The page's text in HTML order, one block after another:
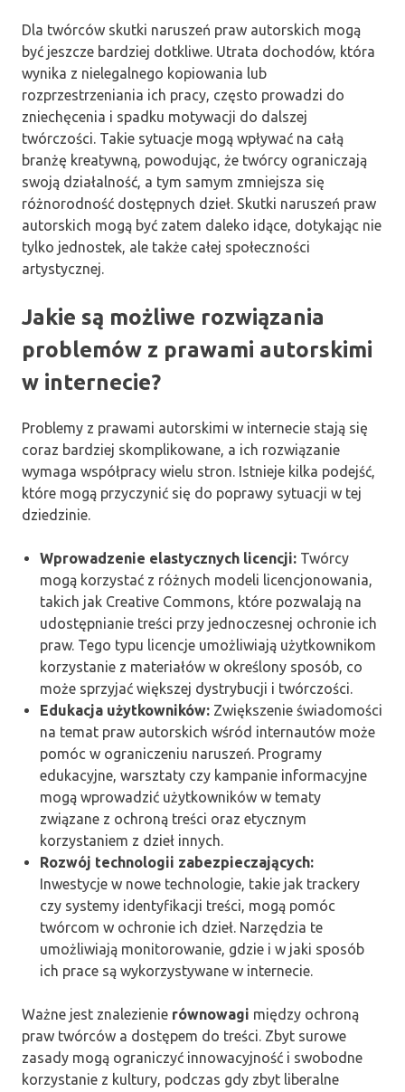
Dla twórców skutki naruszeń praw autorskich mogą
być jeszcze bardziej dotkliwe. Utrata dochodów, która
wynika z nielegalnego kopiowania lub
rozprzestrzeniania ich pracy, często prowadzi do
zniechęcenia i spadku motywacji do dalszej
twórczości. Takie sytuacje mogą wpływać na całą
branżę kreatywną, powodując, że twórcy ograniczają
swoją działalność, a tym samym zmniejsza się
różnorodność dostępnych dzieł. Skutki naruszeń praw
autorskich mogą być zatem daleko idące, dotykając nie
tylko jednostek, ale także całej społeczności
artystycznej.
Jakie są możliwe rozwiązania
problemów z prawami autorskimi
w internecie?
Problemy z prawami autorskimi w internecie stają się
coraz bardziej skomplikowane, a ich rozwiązanie
wymaga współpracy wielu stron. Istnieje kilka podejść,
które mogą przyczynić się do poprawy sytuacji w tej
dziedzinie.
Wprowadzenie elastycznych licencji: Twórcy
mogą korzystać z różnych modeli licencjonowania,
takich jak Creative Commons, które pozwalają na
udostępnianie treści przy jednoczesnej ochronie ich
praw. Tego typu licencje umożliwiają użytkownikom
korzystanie z materiałów w określony sposób, co
może sprzyjać większej dystrybucji i twórczości.
Edukacja użytkowników: Zwiększenie świadomości
na temat praw autorskich wśród internautów może
pomóc w ograniczeniu naruszeń. Programy
edukacyjne, warsztaty czy kampanie informacyjne
mogą wprowadzić użytkowników w tematy
związane z ochroną treści oraz etycznym
korzystaniem z dzieł innych.
Rozwój technologii zabezpieczających:
Inwestycje w nowe technologie, takie jak trackery
czy systemy identyfikacji treści, mogą pomóc
twórcom w ochronie ich dzieł. Narzędzia te
umożliwiają monitorowanie, gdzie i w jaki sposób
ich prace są wykorzystywane w internecie.
Ważne jest znalezienie równowagi między ochroną
praw twórców a dostępem do treści. Zbyt surowe
zasady mogą ograniczyć innowacyjność i swobodne
korzystanie z kultury, podczas gdy zbyt liberalne